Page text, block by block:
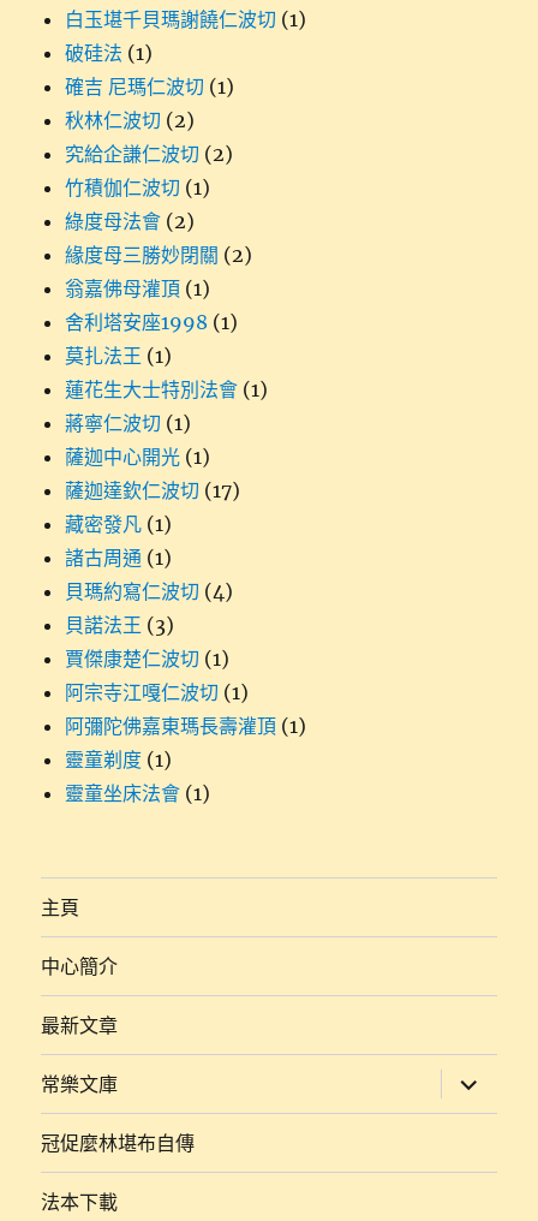
白玉堪千貝瑪謝饒仁波切 (1)
破硅法 (1)
確吉 尼瑪仁波切 (1)
秋林仁波切 (2)
究給企謙仁波切 (2)
竹積伽仁波切 (1)
綠度母法會 (2)
緣度母三勝妙閉關 (2)
翁嘉佛母灌頂 (1)
舍利塔安座1998 (1)
莫扎法王 (1)
蓮花生大士特別法會 (1)
蔣寧仁波切 (1)
薩迦中心開光 (1)
薩迦達欽仁波切 (17)
藏密發凡 (1)
諸古周通 (1)
貝瑪約寫仁波切 (4)
貝諾法王 (3)
賈傑康楚仁波切 (1)
阿宗寺江嘎仁波切 (1)
阿彌陀佛嘉東瑪長壽灌頂 (1)
靈童剃度 (1)
靈童坐床法會 (1)
主頁
中心簡介
最新文章
常樂文庫
展
開
子
冠促麼林堪布自傳
法本下載